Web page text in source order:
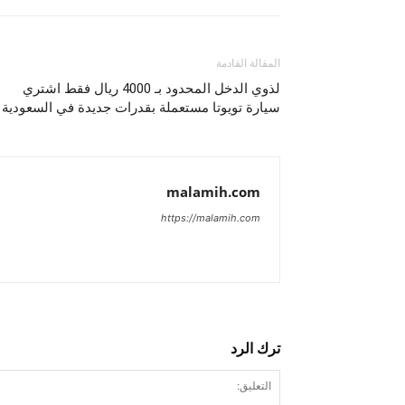
المقالة القادمة
لذوي الدخل المحدود بـ 4000 ريال فقط اشتري
سيارة تويوتا مستعملة بقدرات جديدة في السعودية
malamih.com
https://malamih.com
ترك الرد